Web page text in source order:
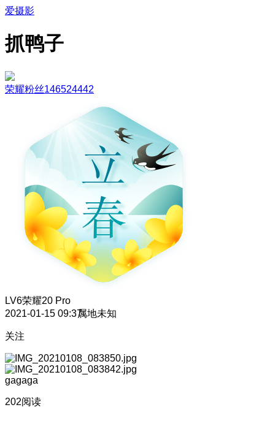
爱摄影
抓鸭子
荣耀粉丝146524442
LV6荣耀20 Pro
2021-01-15 09:37属地未知
关注
gagaga
202阅读